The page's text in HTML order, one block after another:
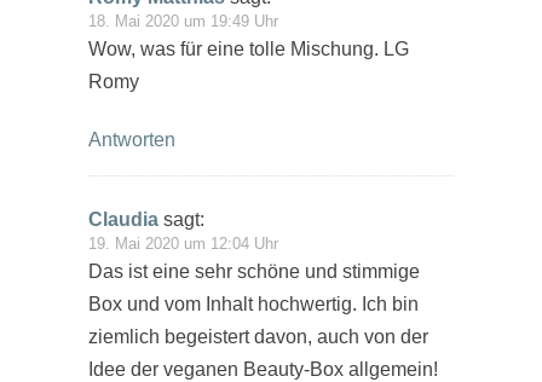
18. Mai 2020 um 19:49 Uhr
Wow, was für eine tolle Mischung. LG
Romy
Antworten
Claudia sagt:
19. Mai 2020 um 12:04 Uhr
Das ist eine sehr schöne und stimmige
Box und vom Inhalt hochwertig. Ich bin
ziemlich begeistert davon, auch von der
Idee der veganen Beauty-Box allgemein!